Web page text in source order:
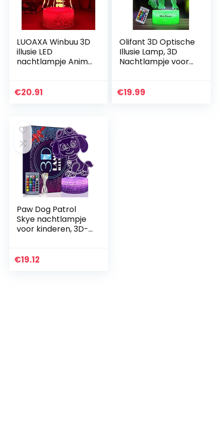
LUOAXA Winbuu 3D
illusie LED
nachtlampje Anime
Night Light voor
€20.91
Olifant 3D Optische
Illusie Lamp, 3D
Nachtlampje voor
Verjaardagscadeau
€19.99
Paw Dog Patrol
Skye nachtlampje
voor kinderen, 3D-
dimbare Paw Dog
€19.12